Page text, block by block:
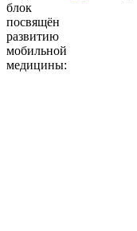
блок
посвящён
развитию
мобильной
медицины: